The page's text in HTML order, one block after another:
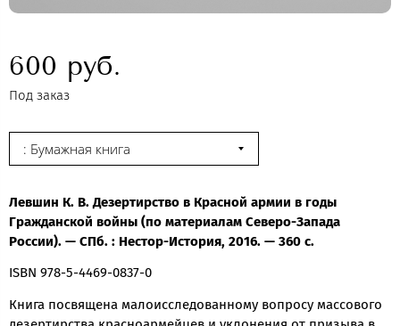
600 руб.
Под заказ
: Бумажная книга
Левшин К. В. Дезертирство в Красной армии в годы
Гражданской войны (по материалам Северо-Запада
России). — СПб. : Нестор-История, 2016. — 360 с.
ISBN 978-5-4469-0837-0
Книга посвящена малоисследованному вопросу массового